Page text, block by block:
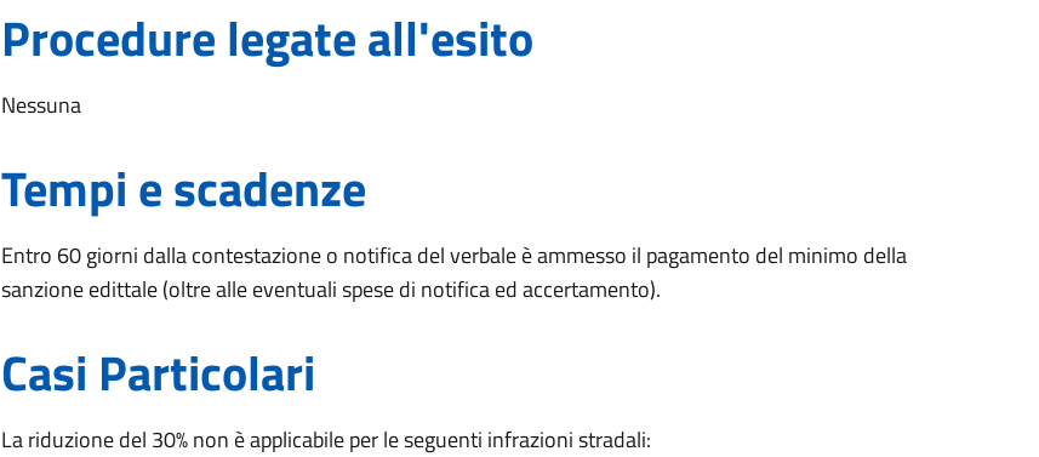
Procedure legate all'esito
Nessuna
Tempi e scadenze
Entro 60 giorni dalla contestazione o notifica del verbale è ammesso il pagamento del minimo della
sanzione edittale (oltre alle eventuali spese di notifica ed accertamento).
Casi Particolari
La riduzione del 30% non è applicabile per le seguenti infrazioni stradali: